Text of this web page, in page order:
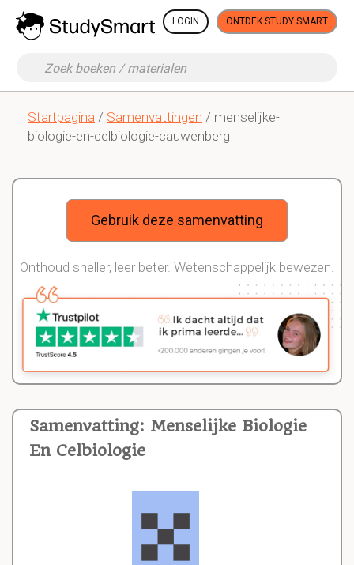
LOGIN ONTDEK STUDY SMART
Startpagina / Samenvattingen / menselijke-
biologie-en-celbiologie-cauwenberg
Samenvatting: Menselijke Biologie
En Celbiologie
Gebruik deze samenvatting
Onthoud sneller, leer beter. Wetenschappelijk bewezen.